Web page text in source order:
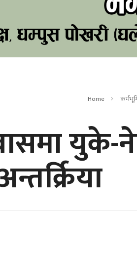
Home
युके-